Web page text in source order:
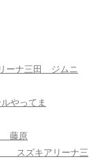
ーナ三田 ジムニ
やってま
藤原
スズキアリーナ三